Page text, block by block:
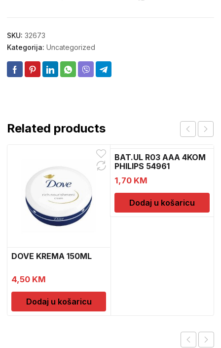
SKU: 32673
Kategorija: Uncategorized
Related products
DOVE KREMA 150ML
4,50 KM
Dodaj u košaricu
BAT.UL R03 AAA 4KOM
PHILIPS 54961
1,70 KM
Dodaj u košaricu